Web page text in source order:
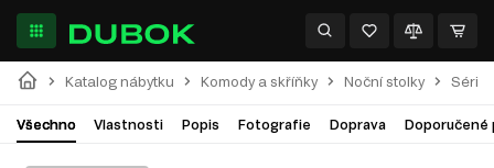
Katalog nábytku Komody a skříňky Noční stolky Série
Všechno Vlastnosti Popis Fotografie Doprava Doporučené